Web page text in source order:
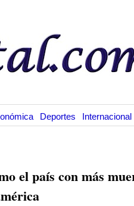
Deportes Internacional
el país con más